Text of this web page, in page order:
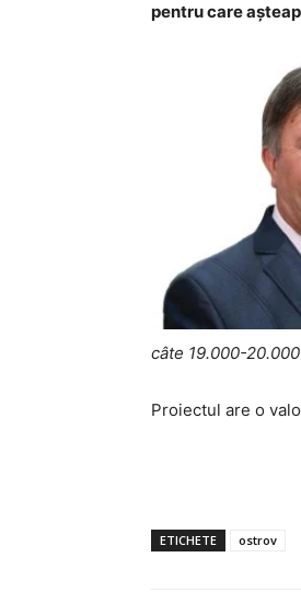
pentru care
câte 19.000-
Proiectul are o
ETICHETE ostrov